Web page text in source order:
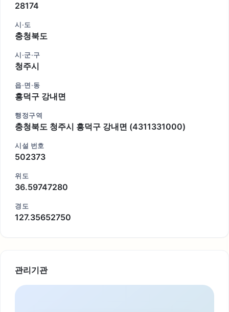
28174
시·도
충청북도
시·군·구
청주시
읍·면·동
흥덕구 강내면
행정구역
충청북도 청주시 흥덕구 강내면 (4311331000)
시설 번호
502373
위도
36.59747280
경도
127.35652750
관리기관